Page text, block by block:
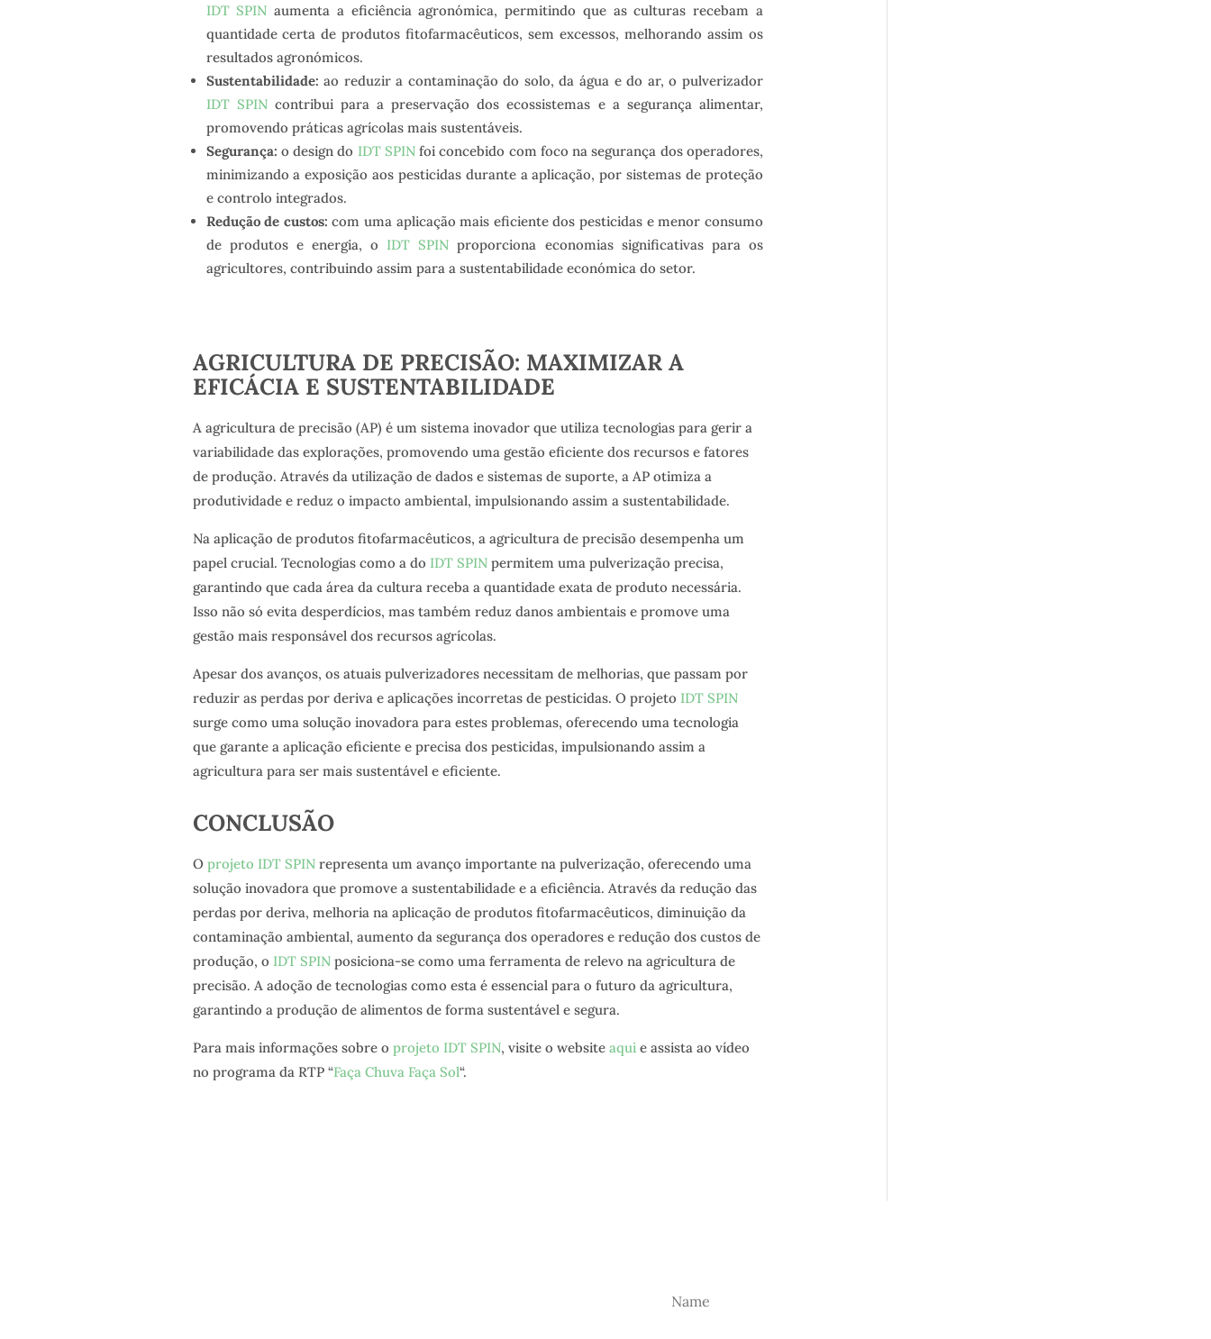
IDT SPIN aumenta a eficiência agronómica, permitindo que as culturas recebam a
quantidade certa de produtos fitofarmacêuticos, sem excessos, melhorando assim os
resultados agronómicos.
Sustentabilidade: ao reduzir a contaminação do solo, da água e do ar, o pulverizador
IDT SPINcontribui para a preservação dos ecossistemas e a segurança alimentar,
promovendo práticas agrícolas mais sustentáveis.
Segurança: o design do IDT SPINfoi concebido com foco na segurança dos operadores,
minimizando a exposição aos pesticidas durante a aplicação, por sistemas de proteção
e controlo integrados.
Redução de custos: com uma aplicação mais eficiente dos pesticidas e menor consumo
de produtos e energia, o IDT SPIN proporciona economias significativas para os
agricultores, contribuindo assim para a sustentabilidade económica do setor.
AGRICULTURA DE PRECISÃO: MAXIMIZAR A
EFICÁCIA E SUSTENTABILIDADE
A agricultura de precisão (AP) é um sistema inovador que utiliza tecnologias para gerir a
variabilidade das explorações, promovendo uma gestão eficiente dos recursos e fatores
de produção. Através da utilização de dados e sistemas de suporte, a AP otimiza a
produtividade e reduz o impacto ambiental, impulsionando assim a sustentabilidade.
Na aplicação de produtos fitofarmacêuticos, a agricultura de precisão desempenha um
papel crucial. Tecnologias como a do IDT SPINpermitem uma pulverização precisa,
garantindo que cada área da cultura receba a quantidade exata de produto necessária.
Isso não só evita desperdícios, mas também reduz danos ambientais e promove uma
gestão mais responsável dos recursos agrícolas.
Apesar dos avanços, os atuais pulverizadores necessitam de melhorias, que passam por
reduzir as perdas por deriva e aplicações incorretas de pesticidas. O projeto IDT SPIN
surge como uma solução inovadora para estes problemas, oferecendo uma tecnologia
que garante a aplicação eficiente e precisa dos pesticidas, impulsionando assim a
agricultura para ser mais sustentável e eficiente.
CONCLUSÃO
O projeto IDT SPINrepresenta um avanço importante na pulverização, oferecendo uma
solução inovadora que promove a sustentabilidade e a eficiência. Através da redução das
perdas por deriva, melhoria na aplicação de produtos fitofarmacêuticos, diminuição da
contaminação ambiental, aumento da segurança dos operadores e redução dos custos de
produção, o IDT SPINposiciona-se como uma ferramenta de relevo na agricultura de
precisão. A adoção de tecnologias como esta é essencial para o futuro da agricultura,
garantindo a produção de alimentos de forma sustentável e segura.
Para mais informações sobre o projeto IDT SPIN, visite o website aqui e assista ao vídeo
no programa da RTP “Faça Chuva Faça Sol“.